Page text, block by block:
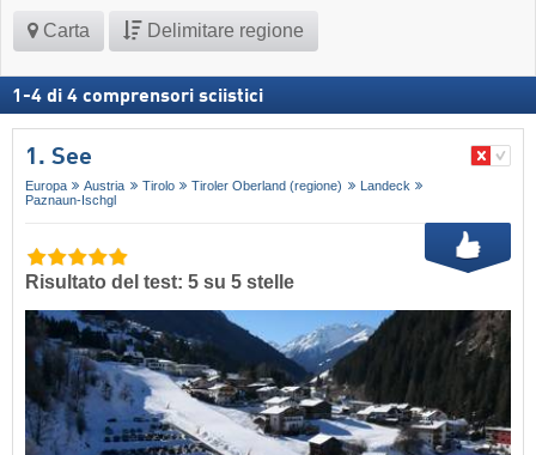
Carta Delimitare regione
1 -4 di 4 comprensori sciistici
1. See
Europa Austria Tirolo Tiroler Oberland (regione)
Landeck
Paznaun-Ischgl
Risultato del test: 5 su 5 stelle